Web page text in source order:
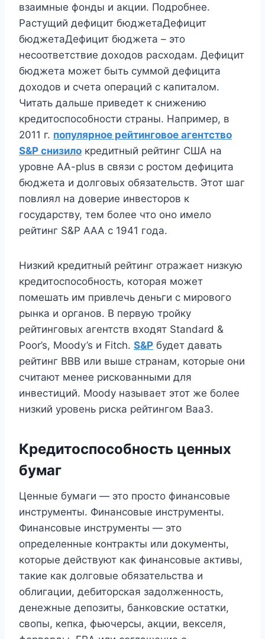
взаимные фонды и акции. Подробнее.
Растущий дефицит бюджетаДефицит
бюджетаДефицит бюджета – это
несоответствие доходов расходам. Дефицит
бюджета может быть суммой дефицита
доходов и счета операций с капиталом.
Читать дальше приведет к снижению
кредитоспособности страны. Например, в
2011 г. популярное рейтинговое агентство
S&P снизило кредитный рейтинг США на
уровне AA-plus в связи с ростом дефицита
бюджета и долговых обязательств. Этот шаг
повлиял на доверие инвесторов к
государству, тем более что оно имело
рейтинг S&P AAA с 1941 года.
Низкий кредитный рейтинг отражает низкую
кредитоспособность, которая может
помешать им привлечь деньги с мирового
рынка и органов. В первую тройку
рейтинговых агентств входят Standard &
Poor’s, Moody’s и Fitch. S&P будет давать
рейтинг BBB или выше странам, которые они
считают менее рискованными для
инвестиций. Moody называет этот же более
низкий уровень риска рейтингом Baa3.
Кредитоспособность ценных
бумаг
Ценные бумаги — это просто финансовые
инструменты. Финансовые инструменты.
Финансовые инструменты — это
определенные контракты или документы,
которые действуют как финансовые активы,
такие как долговые обязательства и
облигации, дебиторская задолженность,
денежные депозиты, банковские остатки,
свопы, кепка, фьючерсы, акции, векселя,